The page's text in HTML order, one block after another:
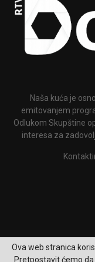
Naša kuća je
emitovanjem
Odlukom Skupštine
interesa za
Ova web stranica
Pretpostavit ćemo